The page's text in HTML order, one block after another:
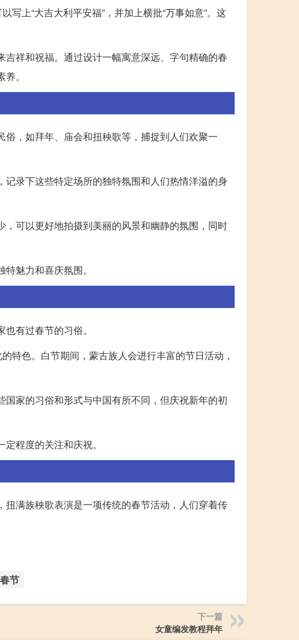
写上“大吉大利平安福”，并加上横批“万事如意”。这
祥和祝福。通过设计一幅寓意深远、字句精确的春
。
，如拜年、庙会和扭秧歌等，捕捉到人们欢聚一
录下这些特定场所的独特氛围和人们热情洋溢的身
可以更好地拍摄到美丽的风景和幽静的氛围，同时
魅力和喜庆氛围。
有过春节的习俗。
特色。白节期间，蒙古族人会进行丰富的节日活动，
家的习俗和形式与中国有所不同，但庆祝新年的初
程度的关注和庆祝。
满族秧歌表演是一项传统的春节活动，人们穿着传
春节
下一篇
女童编发教程拜年